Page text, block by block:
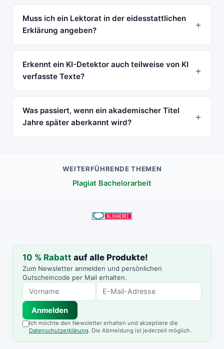
Muss ich ein Lektorat in der eidesstattlichen
Erklärung angeben?
Erkennt ein KI-Detektor auch teilweise von KI
verfasste Texte?
Was passiert, wenn ein akademischer Titel
Jahre später aberkannt wird?
WEITERFÜHRENDE THEMEN
Plagiat Bachelorarbeit
10 % Rabatt auf alle Produkte!
Zum Newsletter anmelden und persönlichen
Gutscheincode per Mail erhalten.
Anmelden
Ich möchte den Newsletter erhalten und akzeptiere die
Datenschutzerklärung. Die Abmeldung ist jederzeit möglich.